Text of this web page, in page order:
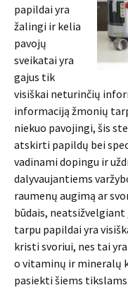
papildai yra
žalingi ir kelia
pavojų
sveikatai yra
gajus tik
visiškai neturinčių
informaciją žmonių
niekuo pavojingi, šis
atskirti papildų bei
vadinami dopingu ir
dalyvaujantiems
raumenų augimą ar
būdais,
tarpu papildai yra
kristi svoriui, nes tai
o vitaminų ir mineralų
pasiekti šiems tikslams.